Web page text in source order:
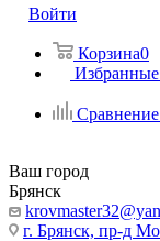
Войти
Корзина0
Сравнение
Ваш город
Брянск
г. Брянск, пр-д